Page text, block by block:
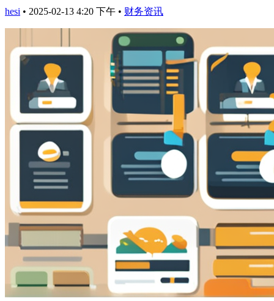
hesi • 2025-02-13 4:20 下午 • 财务资讯